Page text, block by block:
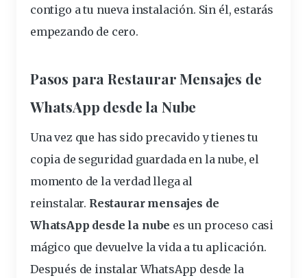
contigo a tu nueva instalación. Sin él, estarás
empezando de cero.
Pasos para Restaurar Mensajes de
WhatsApp desde la Nube
Una vez que has sido precavido y tienes tu
copia de seguridad guardada en la nube, el
momento de la verdad llega al
reinstalar. Restaurar mensajes de
WhatsApp desde la nube es un proceso casi
mágico que devuelve la vida a tu aplicación.
Después de instalar WhatsApp desde la